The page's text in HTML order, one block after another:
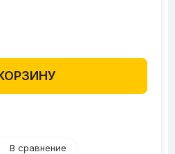
В сравнение